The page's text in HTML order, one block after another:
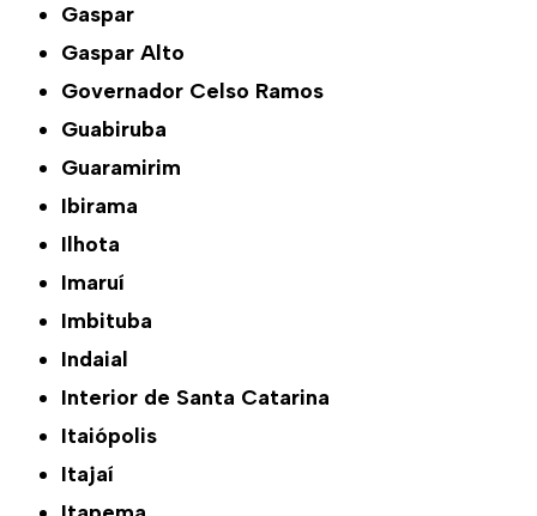
Gaspar
Gaspar Alto
Governador Celso Ramos
Guabiruba
Guaramirim
Ibirama
Ilhota
Imaruí
Imbituba
Indaial
Interior de Santa Catarina
Itaiópolis
Itajaí